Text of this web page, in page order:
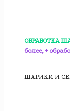
ОБРАБОТКА
более, +
ШАРИКИ И